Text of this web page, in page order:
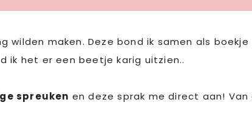
wilden maken. Deze bond ik samen als
ik het er een beetje karig uitzien..
spreuken en deze sprak me direct aan!